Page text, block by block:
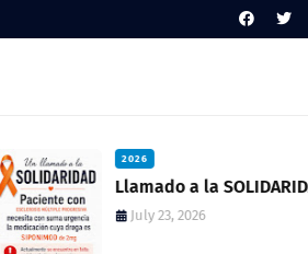
2026
Llamado a la SOLIDARIDAD
July 23, 2026